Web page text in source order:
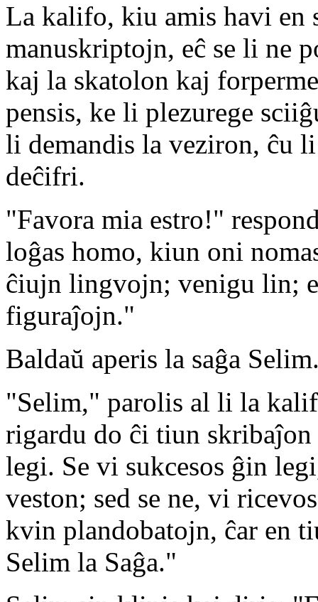
La kalifo, kiu amis havi
manuskriptojn, eĉ se li ne
kaj la skatolon kaj
pensis, ke li plezurege
li demandis la veziron, ĉu
deĉifri.
"Favora mia estro!"
loĝas homo, kiun oni
ĉiujn lingvojn; venigu lin;
figuraĵojn."
Baldaŭ aperis la saĝa
"Selim," parolis al li la
rigardu do ĉi tiun
legi. Se vi sukcesos ĝin
veston; sed se ne, vi
kvin plandobatojn, ĉar en
Selim la Saĝa."